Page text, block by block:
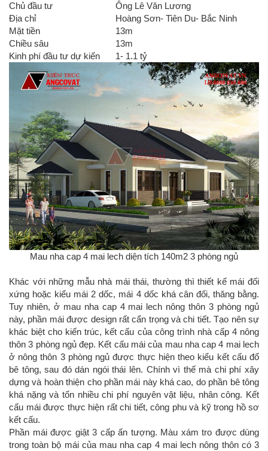
Chủ đầu tư
Ông Lê Văn Lương
Địa chỉ
Hoàng Sơn- Tiên Du- Bắc Ninh
Mặt tiền
13m
Chiều sâu
13m
Kinh phí đầu tư dự kiến
1- 1.1 tỷ
Mau nha cap 4 mai lech diện tích 140m2 3 phòng ngủ
Khác với những mẫu nhà mái thái, thường thì thiết kế mái đối
xứng hoặc kiểu mái 2 dốc, mái 4 dốc khá cân đối, thăng bằng.
Tuy nhiên, ở mau nha cap 4 mai lech nông thôn 3 phòng ngủ
này, phần mái được design rất cẩn trọng và chi tiết. Tạo nên sự
khác biệt cho kiến trúc, kết cấu của công trình nhà cấp 4 nông
thôn 3 phòng ngủ đẹp. Kết cấu mái của mau nha cap 4 mai lech
ở nông thôn 3 phòng ngủ được thực hiện theo kiểu kết cấu đổ
bê tông, sau đó dán ngói thái lên. Chính vì thế mà chi phí xây
dựng và hoàn thiện cho phần mái này khá cao, do phần bê tông
khá nặng và tốn nhiều chi phí nguyên vật liệu, nhân công. Kết
cấu mái được thực hiện rất chi tiết, công phu và kỹ trong hồ sơ
kết cấu.
Phần mái được giật 3 cấp ấn tượng. Màu xám tro được dùng
trong toàn bộ mái của mau nha cap 4 mai lech nông thôn có 3